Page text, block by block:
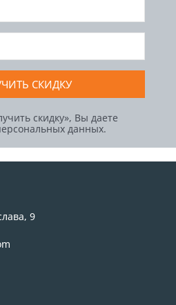
СКИДКУ
скидку», Вы даете
данных.
9